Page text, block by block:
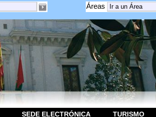
Áreas
SEDE ELECTRÓNICA TURISMO